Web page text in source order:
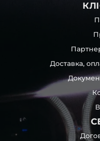
Доставка,